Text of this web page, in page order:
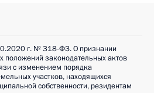
г. № 318-ФЗ. О признании
положений законодательных актов
с изменением порядка
участков, находящихся
собственности, резидентам